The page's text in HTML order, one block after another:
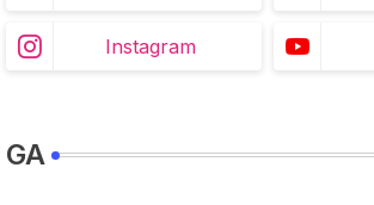
Instagram
GA